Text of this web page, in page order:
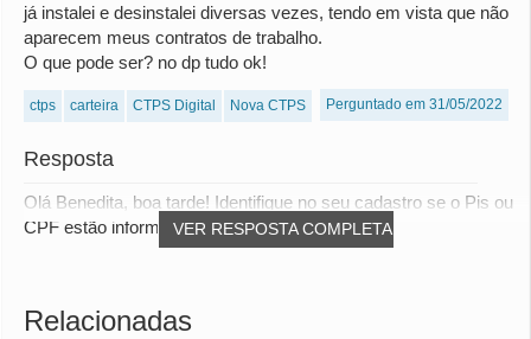
já instalei e desinstalei diversas vezes, tendo em vista que não
aparecem meus contratos de trabalho.
O que pode ser? no dp tudo ok!
ctps carteira CTPS Digital Nova CTPS Perguntado em 31/05/2022
Resposta
VER RESPOSTA COMPLETA
Olá Benedita, boa tarde! Identifique no seu cadastro se o Pis ou
CPF estão informados corretamente n...
Relacionadas